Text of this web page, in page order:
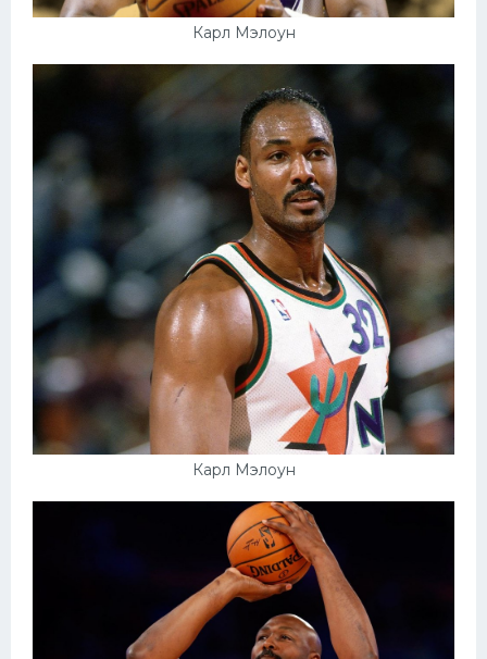
Карл Мэлоун
Карл Мэлоун